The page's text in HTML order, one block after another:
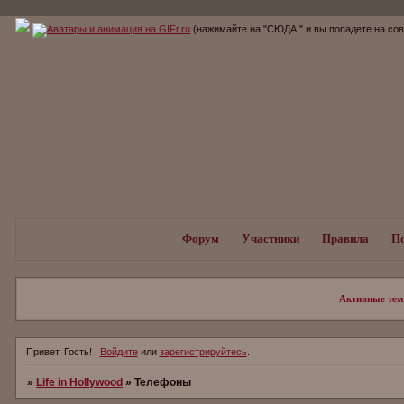
(нажимайте на "СЮДА!" и вы попадете на
Форум Участники Правила
Активные
Привет, Гость! Войдитеили зарегистрируйтесь.
»Life in Hollywood »Телефоны